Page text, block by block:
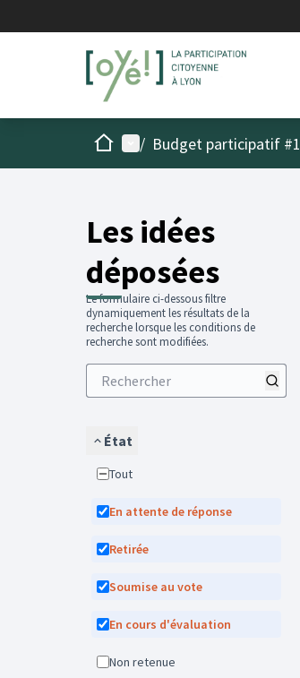
AccueilMenu principal
/ Budget participatif #1
Les idées
déposées
Le formulaire ci-dessous filtre
dynamiquement les résultats de la
recherche lorsque les conditions de
recherche sont modifiées.
État
Tout
En attente de réponse
Retirée
Soumise au vote
En cours d'évaluation
Non retenue